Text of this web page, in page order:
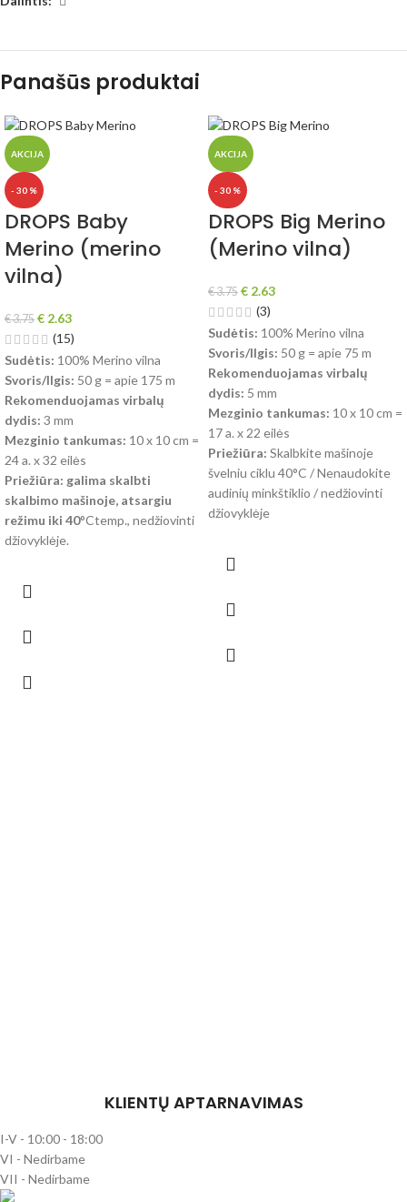
Panašūs produktai
AKCIJA
- 30 %
DROPS Baby
Merino (merino
vilna)
€3.75 € 2.63
(15)
Sudėtis: 100% Merino vilna
Svoris/Ilgis: 50 g = apie 175 m
Rekomenduojamas virbalų
dydis: 3 mm
Mezginio tankumas: 10 x 10 cm =
24 a. x 32 eilės
Priežiūra: galima skalbti
skalbimo mašinoje, atsargiu
režimu iki 40°Ctemp., nedžiovinti
džiovyklėje.
AKCIJA
- 30 %
DROPS Big Merino
(Merino vilna)
€3.75 € 2.63
(3)
Sudėtis: 100% Merino vilna
Svoris/Ilgis: 50 g = apie 75 m
Rekomenduojamas virbalų
dydis: 5 mm
Mezginio tankumas: 10 x 10 cm =
17 a. x 22 eilės
Priežiūra: Skalbkite mašinoje
švelniu ciklu 40°C / Nenaudokite
audinių minkštiklio / nedžiovinti
džiovyklėje
KLIENTŲ APTARNAVIMAS
I-V - 10:00 - 18:00
VI - Nedirbame
VII - Nedirbame